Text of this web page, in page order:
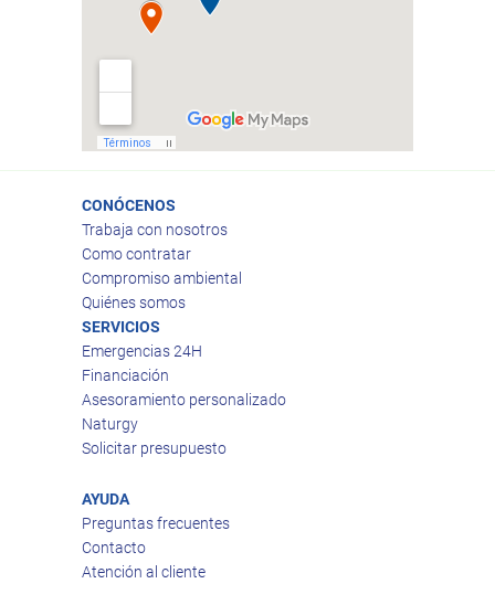
CONÓCENOS
Trabaja con nosotros
Como contratar
Compromiso ambiental
Quiénes somos
SERVICIOS
Emergencias 24H
Financiación
Asesoramiento personalizado
Naturgy
Solicitar presupuesto
AYUDA
Preguntas frecuentes
Contacto
Atención al cliente